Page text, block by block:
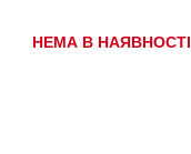
НЕМА В НАЯВНОСТІ